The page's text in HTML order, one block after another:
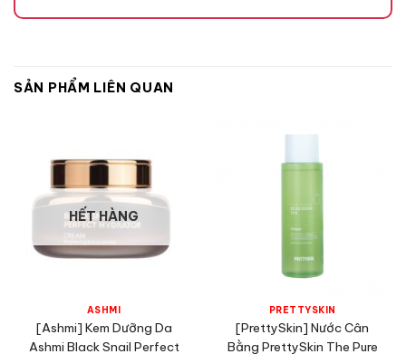
SẢN PHẨM LIÊN QUAN
HẾT HÀNG
ASHMI
[Ashmi] Kem Dưỡng Da
Ashmi Black Snail Perfect
PRETTYSKIN
[PrettySkin] Nước Cân
Bằng PrettySkin The Pure